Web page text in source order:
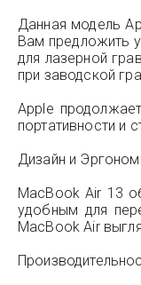
Данная модель
Вам предложить
для лазерной
при заводской
Apple
портативности и
Дизайн и
MacBook Air 13
удобным для
MacBook Air